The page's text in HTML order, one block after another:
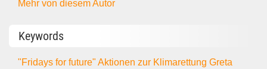
Mehr von diesem Autor
Keywords
"Fridays for future"Aktionen zur KlimarettungGreta